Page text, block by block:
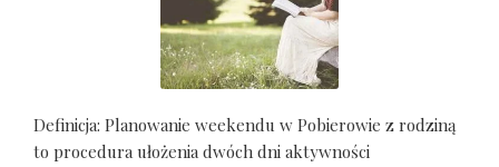
Definicja: Planowanie weekendu w Pobierowie z rodziną
to procedura ułożenia dwóch dni aktywności